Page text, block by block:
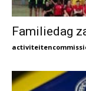
Familiedag